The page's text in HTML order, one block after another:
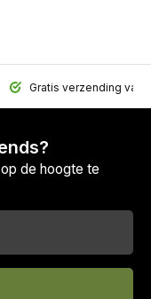
Gratis verzending
de hoogte te